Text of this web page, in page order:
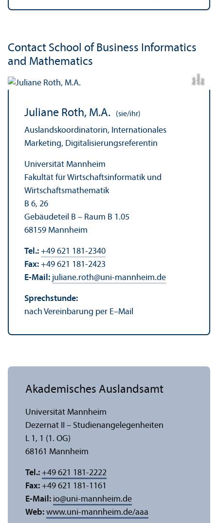
Contact School of Business Informatics
and Mathematics
Bil
d:
J
uli
a
n
eR
o
t
h
Juliane Roth, M.A. (sie/ihr)
Auslands­koordinatorin, Internationales
Marketing, Digitalisierungs­referentin
Universität Mannheim
Fakultät für Wirtschafts­informatik und
Wirtschafts­mathematik
B 6, 26
Gebäudeteil B – Raum B 1.05
68159 Mannheim
Tel.: +49 621 181-2340
Fax: +49 621 181-2423
E-Mail: juliane.roth@uni-mannheim.de
Sprechstunde:
nach Vereinbarung per E–Mail
Akademisches Auslands­amt
Universität Mannheim
Dezernat II – Studien­angelegenheiten
L 1, 1 (1. OG)
68161 Mannheim
Tel.: +49 621 181-2222
Fax: +49 621 181-1161
E-Mail: io@uni-mannheim.de
Web: www.uni-mannheim.de/aaa